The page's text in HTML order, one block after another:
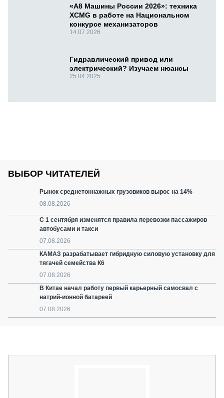
«А8 Машины России 2026»: техника
XCMG в работе на Национальном
конкурсе механизаторов
14.07.2026
Гидравлический привод или
электрический? Изучаем нюансы
25.04.2025
ВЫБОР ЧИТАТЕЛЕЙ
Рынок среднетоннажных грузовиков вырос на 14%
08.08.2026
С 1 сентября изменятся правила перевозки пассажиров
автобусами и такси
07.08.2026
КАМАЗ разрабатывает гибридную силовую установку для
тягачей семейства К6
07.08.2026
В Китае начал работу первый карьерный самосвал с
натрий-ионной батареей
07.08.2026